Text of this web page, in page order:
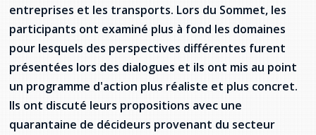
Marc-Alexandre Mestres
Stacy Smith
Nancy Dillon
Clare Halleran
entreprises et les transports. Lors du Sommet, les
participants ont examiné plus à fond les domaines
pour lesquels des perspectives différentes furent
présentées lors des dialogues et ils ont mis au point
un programme d'action plus réaliste et plus concret.
Ils ont discuté leurs propositions avec une
quarantaine de décideurs provenant du secteur